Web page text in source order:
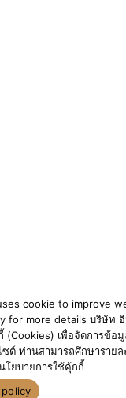
cookie to improve
for more details บริษัท
(Cookies) เพื่อจัดการข้อ
ต์ ท่านสามารถศึกษารายล
โยบายการใช้คุ้กกี้